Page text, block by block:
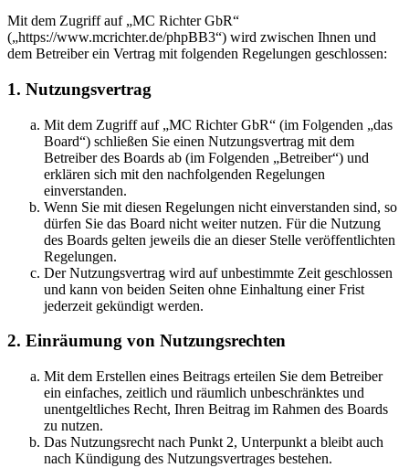
Mit dem Zugriff auf „MC Richter GbR“
(„https://www.mcrichter.de/phpBB3“) wird zwischen Ihnen und
dem Betreiber ein Vertrag mit folgenden Regelungen geschlossen:
1. Nutzungsvertrag
Mit dem Zugriff auf „MC Richter GbR“ (im Folgenden „das
Board“) schließen Sie einen Nutzungsvertrag mit dem
Betreiber des Boards ab (im Folgenden „Betreiber“) und
erklären sich mit den nachfolgenden Regelungen
einverstanden.
Wenn Sie mit diesen Regelungen nicht einverstanden sind, so
dürfen Sie das Board nicht weiter nutzen. Für die Nutzung
des Boards gelten jeweils die an dieser Stelle veröffentlichten
Regelungen.
Der Nutzungsvertrag wird auf unbestimmte Zeit geschlossen
und kann von beiden Seiten ohne Einhaltung einer Frist
jederzeit gekündigt werden.
2. Einräumung von Nutzungsrechten
Mit dem Erstellen eines Beitrags erteilen Sie dem Betreiber
ein einfaches, zeitlich und räumlich unbeschränktes und
unentgeltliches Recht, Ihren Beitrag im Rahmen des Boards
zu nutzen.
Das Nutzungsrecht nach Punkt 2, Unterpunkt a bleibt auch
nach Kündigung des Nutzungsvertrages bestehen.